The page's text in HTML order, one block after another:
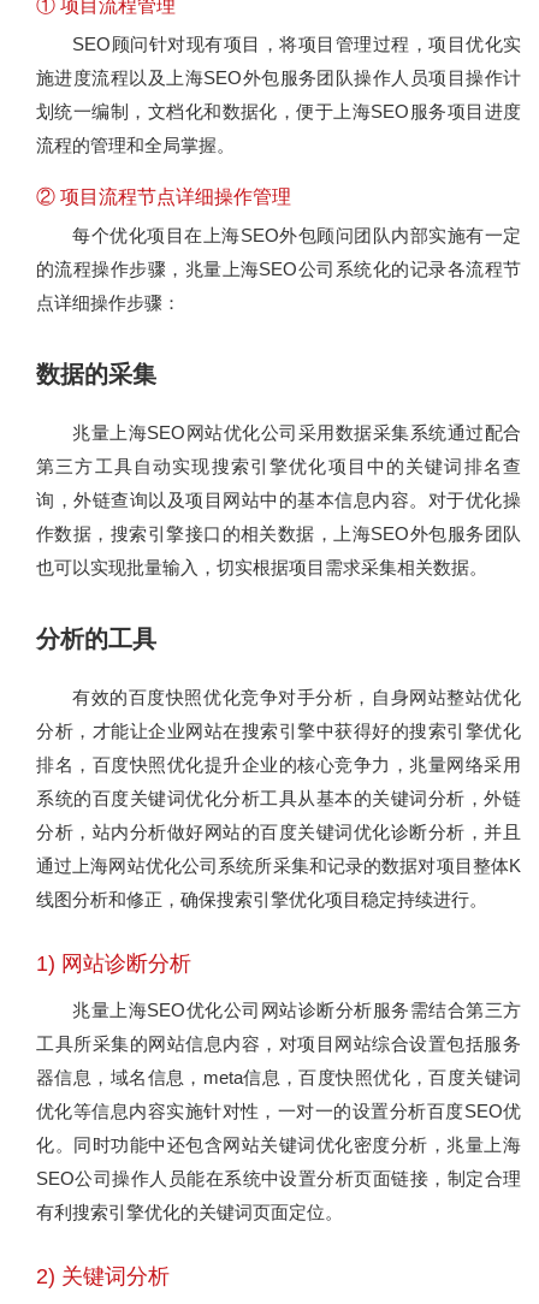
① 项目流程管理
SEO顾问针对现有项目，将项目管理过程，项目优化实
施进度流程以及上海SEO外包服务团队操作人员项目操作计
划统一编制，文档化和数据化，便于上海SEO服务项目进度
流程的管理和全局掌握。
② 项目流程节点详细操作管理
每个优化项目在上海SEO外包顾问团队内部实施有一定
的流程操作步骤，兆量上海SEO公司系统化的记录各流程节
点详细操作步骤：
数据的采集
兆量上海SEO网站优化公司采用数据采集系统通过配合
第三方工具自动实现搜索引擎优化项目中的关键词排名查
询，外链查询以及项目网站中的基本信息内容。对于优化操
作数据，搜索引擎接口的相关数据，上海SEO外包服务团队
也可以实现批量输入，切实根据项目需求采集相关数据。
分析的工具
有效的百度快照优化竞争对手分析，自身网站整站优化
分析，才能让企业网站在搜索引擎中获得好的搜索引擎优化
排名，百度快照优化提升企业的核心竞争力，兆量网络采用
系统的百度关键词优化分析工具从基本的关键词分析，外链
分析，站内分析做好网站的百度关键词优化诊断分析，并且
通过上海网站优化公司系统所采集和记录的数据对项目整体K
线图分析和修正，确保搜索引擎优化项目稳定持续进行。
1) 网站诊断分析
兆量上海SEO优化公司网站诊断分析服务需结合第三方
工具所采集的网站信息内容，对项目网站综合设置包括服务
器信息，域名信息，meta信息，百度快照优化，百度关键词
优化等信息内容实施针对性，一对一的设置分析百度SEO优
化。同时功能中还包含网站关键词优化密度分析，兆量上海
SEO公司操作人员能在系统中设置分析页面链接，制定合理
有利搜索引擎优化的关键词页面定位。
2) 关键词分析